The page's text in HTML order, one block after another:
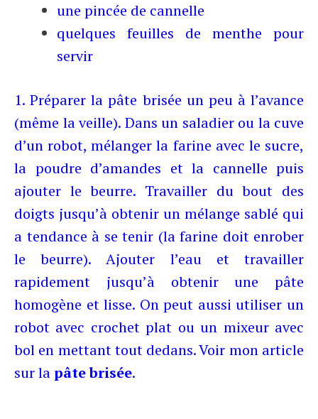
une pincée de cannelle
quelques feuilles de menthe pour
servir
1. Préparer la pâte brisée un peu à l’avance
(même la veille). Dans un saladier ou la cuve
d’un robot, mélanger la farine avec le sucre,
la poudre d’amandes et la cannelle puis
ajouter le beurre. Travailler du bout des
doigts jusqu’à obtenir un mélange sablé qui
a tendance à se tenir (la farine doit enrober
le beurre). Ajouter l’eau et travailler
rapidement jusqu’à obtenir une pâte
homogène et lisse. On peut aussi utiliser un
robot avec crochet plat ou un mixeur avec
bol en mettant tout dedans. Voir mon article
sur lapâte brisée.